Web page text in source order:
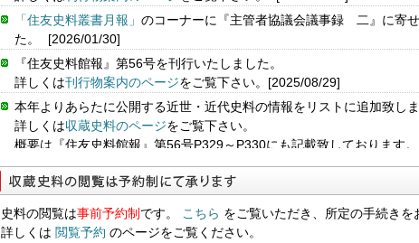
「住友史料叢書月報」 のコーナーに『主管者協議会議事録 二』に寄
た。
[2026/01/30]
『住友史料館報』第56号を刊行いたしました。
詳しくは刊行物案内のページをご覧下さい。[2025/08/29]
本年よりあらたに公開する近世・近代史料の情報をリストに追加致しま
詳しくは収蔵史料のページをご覧下さい。
概要は『住友史料館報』第56号P329～P330にも記載致しております
『住友史料叢書』第37回配本『主管者協議会議事録 一』を刊行いた
詳しくは刊行物案内のページをご覧下さい。[2025/02/14]
「住友史料叢書月報」のコーナーに『主管者協議会議事録 一』に寄せ
た。[2025/02/14]
史料の閲覧は事前予約制 です。 こちら をご覧いただき、所定の手続きを
詳しくは 閲覧予約 のページをご覧ください。